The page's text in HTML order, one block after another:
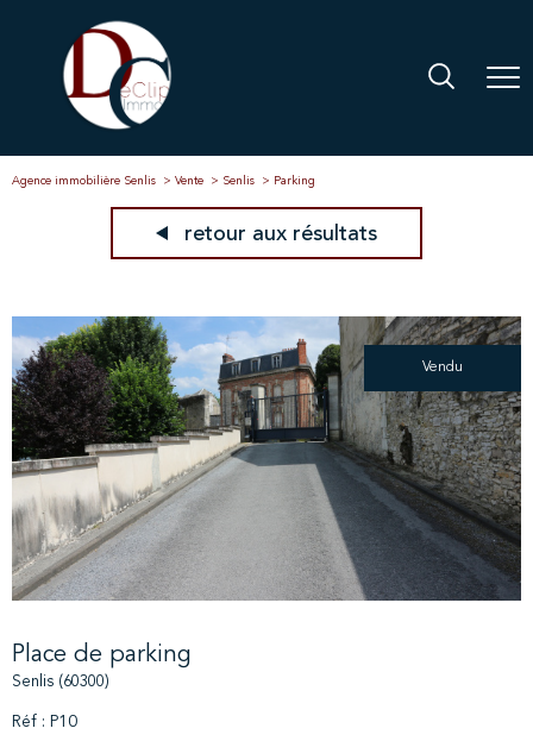
Agence immobilière Senlis Vente Senlis Parking
retour aux résultats
Vendu
Place de parking
Senlis (60300)
Réf : P10